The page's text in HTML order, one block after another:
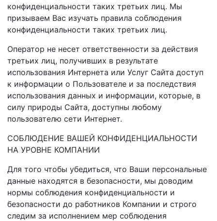
конфиденциальности таких третьих лиц. Мы
призываем Вас изучать правила соблюдения
конфиденциальности таких третьих лиц.
Оператор не несет ответственности за действия
третьих лиц, получивших в результате
использования Интернета или Услуг Сайта доступ
к информации о Пользователе и за последствия
использования данных и информации, которые, в
силу природы Сайта, доступны любому
пользователю сети Интернет.
СОБЛЮДЕНИЕ ВАШЕЙ КОНФИДЕНЦИАЛЬНОСТИ
НА УРОВНЕ КОМПАНИИ
Для того чтобы убедиться, что Ваши персональные
данные находятся в безопасности, мы доводим
нормы соблюдения конфиденциальности и
безопасности до работников Компании и строго
следим за исполнением мер соблюдения